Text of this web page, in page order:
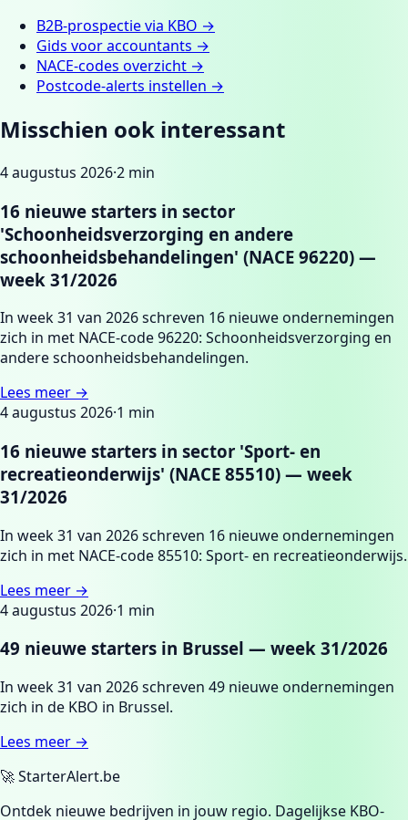
B2B-prospectie via KBO →
Gids voor accountants →
NACE-codes overzicht →
Postcode-alerts instellen →
Misschien ook interessant
4 augustus 2026·2 min
16 nieuwe starters in sector
'Schoonheidsverzorging en andere
schoonheidsbehandelingen' (NACE 96220) —
week 31/2026
In week 31 van 2026 schreven 16 nieuwe ondernemingen
zich in met NACE-code 96220: Schoonheidsverzorging en
andere schoonheidsbehandelingen.
Lees meer →
4 augustus 2026·1 min
16 nieuwe starters in sector 'Sport- en
recreatieonderwijs' (NACE 85510) — week
31/2026
In week 31 van 2026 schreven 16 nieuwe ondernemingen
zich in met NACE-code 85510: Sport- en recreatieonderwijs.
Lees meer →
4 augustus 2026·1 min
49 nieuwe starters in Brussel — week 31/2026
In week 31 van 2026 schreven 49 nieuwe ondernemingen
zich in de KBO in Brussel.
Lees meer →
🚀 StarterAlert.be
Ontdek nieuwe bedrijven in jouw regio. Dagelijkse KBO-